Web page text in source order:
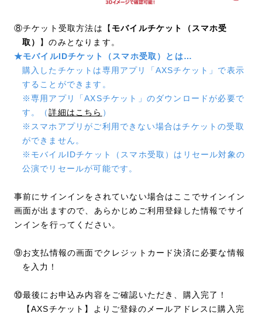
⑧チケット受取方法は【 モバイルチケット（スマホ受
取）
】のみとなります。
★モバイルIDチケット（スマホ受取）とは…
購入したチケットは専用アプリ「AXSチケット」で表示
することができます。
※専用アプリ「AXSチケット」のダウンロードが必要で
す。（詳細はこちら ）
※スマホアプリがご利用できない場合はチケットの受取
ができません。
※モバイルIDチケット（スマホ受取）はリセール対象の
公演でリセールが可能です。
事前にサインインをされていない場合はここでサインイン
画面が出ますので、あらかじめご利用登録した情報でサイ
ンインを行ってください。
⑨お支払情報の画面でクレジットカード決済に必要な情報
を入力！
⑩最後にお申込み内容をご確認いただき、購入完了！
【AXSチケット】よりご登録のメールアドレスに購入完